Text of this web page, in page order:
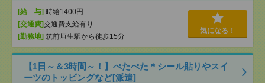
[給 与] 時給1400円
[交通費]交通費支給有り
[勤務地] 筑前垣生駅から徒歩15分
気になる！
【1日～＆3時間～！】ぺたぺた＊シール貼りやスイ
ーツのトッピングなど[派遣]